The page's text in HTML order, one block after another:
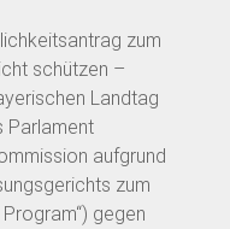
zum
schützen –
Landtag
Parlament
aufgrund
zum
gegen